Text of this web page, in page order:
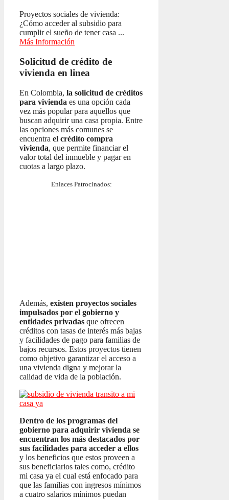
Proyectos sociales de vivienda:
¿Cómo acceder al subsidio para
cumplir el sueño de tener casa ...
Más Información
Solicitud de crédito de
vivienda en linea
En Colombia, la solicitud de créditos
para vivienda es una opción cada
vez más popular para aquellos que
buscan adquirir una casa propia. Entre
las opciones más comunes se
encuentra el crédito compra
vivienda, que permite financiar el
valor total del inmueble y pagar en
cuotas a largo plazo.
Enlaces Patrocinados:
Además, existen proyectos sociales
impulsados por el gobierno y
entidades privadas que ofrecen
créditos con tasas de interés más bajas
y facilidades de pago para familias de
bajos recursos. Estos proyectos tienen
como objetivo garantizar el acceso a
una vivienda digna y mejorar la
calidad de vida de la población.
Dentro de los programas del
gobierno para adquirir vivienda se
encuentran los más destacados por
sus facilidades para acceder a ellos
y los beneficios que estos proveen a
sus beneficiarios tales como, crédito
mi casa ya el cual está enfocado para
que las familias con ingresos mínimos
a cuatro salarios mínimos puedan